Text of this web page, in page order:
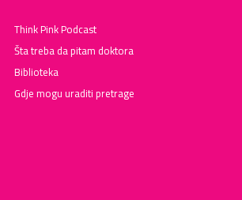
Think Pink Podcast
Šta treba da pitam doktora
Biblioteka
Gdje mogu uraditi pretrage